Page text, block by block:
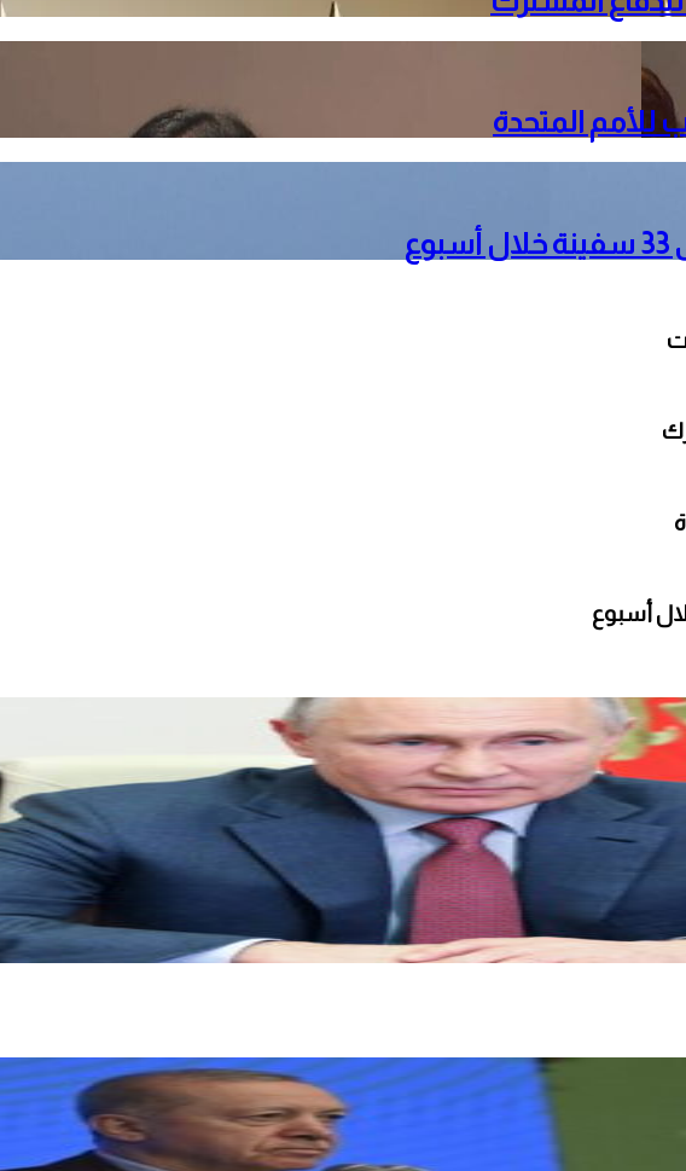
للأمم المتحدة